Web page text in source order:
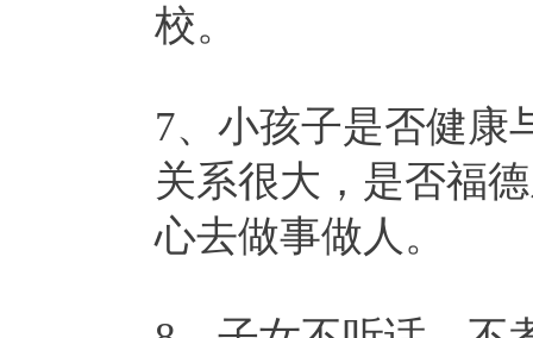
校。
7、小孩子是否健康
关系很大，是否福
心去做事做人。